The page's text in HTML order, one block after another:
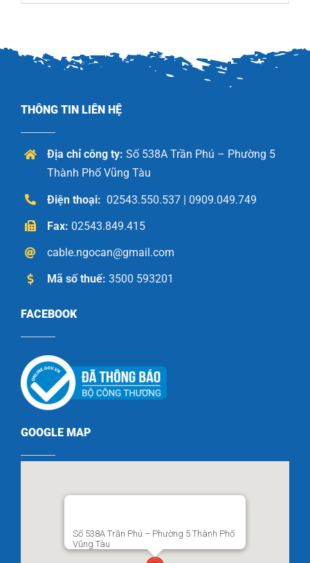
THÔNG TIN LIÊN HỆ
Địa chỉ công ty: Số 538A Trần Phú – Phường 5
Thành Phố Vũng Tàu
Điện thoại: 02543.550.537 | 0909.049.749
Fax: 02543.849.415
cable.ngocan@gmail.com
Mã số thuế: 3500 593201
FACEBOOK
GOOGLE MAP
Số 538A Trần Phú – Phường 5 Thành Phố
Vũng Tàu